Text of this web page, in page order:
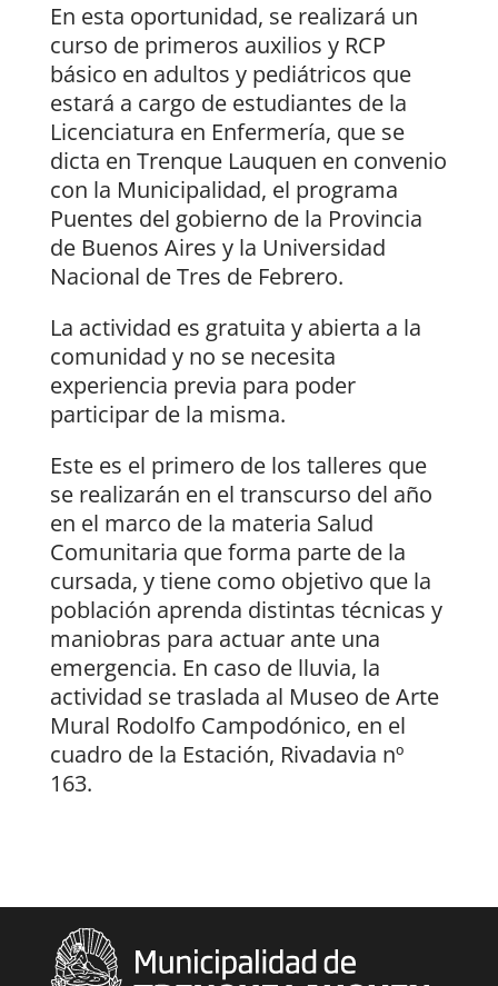
En esta oportunidad, se realizará un
curso de primeros auxilios y RCP
básico en adultos y pediátricos que
estará a cargo de estudiantes de la
Licenciatura en Enfermería, que se
dicta en Trenque Lauquen en convenio
con la Municipalidad, el programa
Puentes del gobierno de la Provincia
de Buenos Aires y la Universidad
Nacional de Tres de Febrero.
La actividad es gratuita y abierta a la
comunidad y no se necesita
experiencia previa para poder
participar de la misma.
Este es el primero de los talleres que
se realizarán en el transcurso del año
en el marco de la materia Salud
Comunitaria que forma parte de la
cursada, y tiene como objetivo que la
población aprenda distintas técnicas y
maniobras para actuar ante una
emergencia. En caso de lluvia, la
actividad se traslada al Museo de Arte
Mural Rodolfo Campodónico, en el
cuadro de la Estación, Rivadavia nº
163.